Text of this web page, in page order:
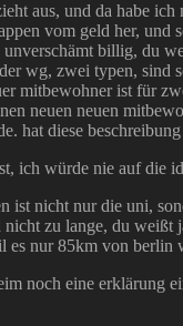
aus, und da habe
vom geld her,
billig, du
wg, zwei typen, sind
mitbewohner ist für
neuen neuen
hat diese
ich würde nie auf die
nicht nur die uni,
nicht zu lange, du
es nur 85km von berlin
noch eine erklärung